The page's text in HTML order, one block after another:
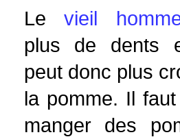
Levieil
plus de dents
peut donc plus
la pomme. Il
manger des